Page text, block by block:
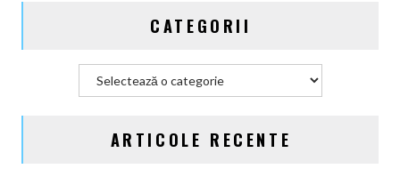
în
CATEGORII
ARTICOLE RECENTE